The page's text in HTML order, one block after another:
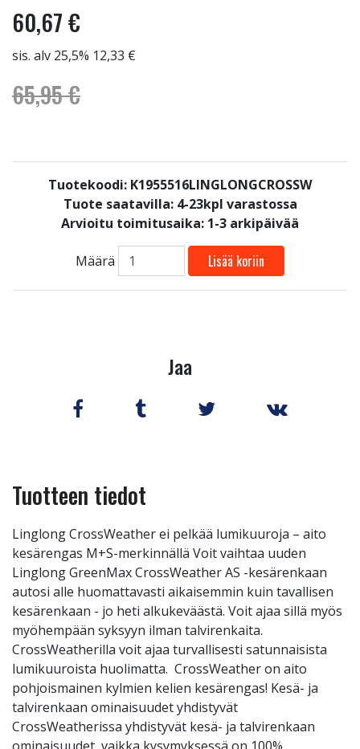
60,67 €
sis. alv 25,5% 12,33 €
65,95 €
Tuotekoodi: K1955516LINGLONGCROSSW
Tuote saatavilla: 4-23kpl varastossa
Arvioitu toimitusaika: 1-3 arkipäivää
Määrä Lisää koriin
Jaa
Tuotteen tiedot
Linglong CrossWeather ei pelkää lumikuuroja – aito
kesärengas M+S-merkinnällä Voit vaihtaa uuden
Linglong GreenMax CrossWeather AS -kesärenkaan
autosi alle huomattavasti aikaisemmin kuin tavallisen
kesärenkaan - jo heti alkukeväästä. Voit ajaa sillä myös
myöhempään syksyyn ilman talvirenkaita.
CrossWeatherilla voit ajaa turvallisesti satunnaisista
lumikuuroista huolimatta. CrossWeather on aito
pohjoismainen kylmien kelien kesärengas! Kesä- ja
talvirenkaan ominaisuudet yhdistyvät
CrossWeatherissa yhdistyvät kesä- ja talvirenkaan